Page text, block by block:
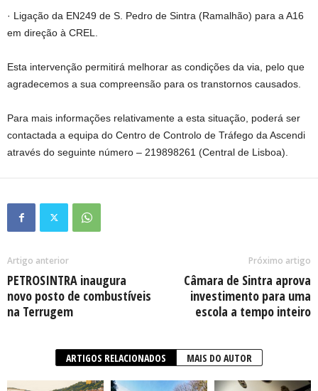
· Ligação da EN249 de S. Pedro de Sintra (Ramalhão) para a A16
em direção à CREL.
Esta intervenção permitirá melhorar as condições da via, pelo que
agradecemos a sua compreensão para os transtornos causados.
Para mais informações relativamente a esta situação, poderá ser
contactada a equipa do Centro de Controlo de Tráfego da Ascendi
através do seguinte número – 219898261 (Central de Lisboa).
Artigo anterior
PETROSINTRA inaugura
novo posto de combustíveis
na Terrugem
Próximo artigo
Câmara de Sintra aprova
investimento para uma
escola a tempo inteiro
ARTIGOS RELACIONADOS MAIS DO AUTOR